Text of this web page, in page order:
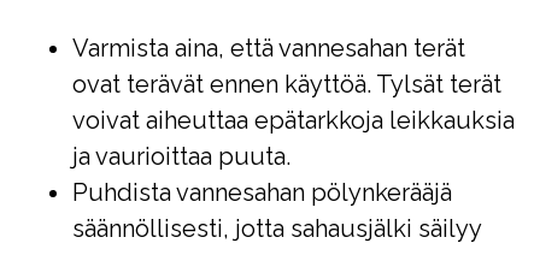
Varmista aina, että vannesahan terät
ovat terävät ennen käyttöä. Tylsät terät
voivat aiheuttaa epätarkkoja leikkauksia
ja vaurioittaa puuta.
Puhdista vannesahan pölynkerääjä
säännöllisesti, jotta sahausjälki säilyy